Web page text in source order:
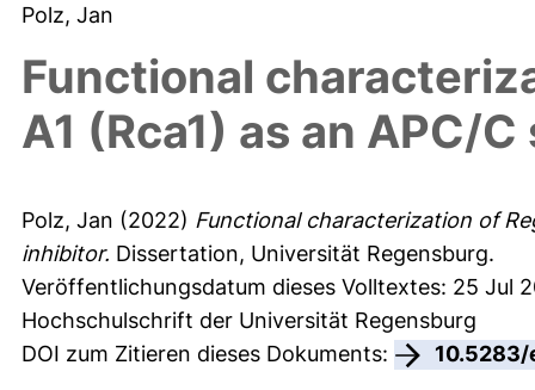
Polz, Jan
Functional
A1 (Rca1) as an APC/
Polz, Jan (2022) Functional characterization of
inhibitor. Dissertation, Universität Regensburg.
Veröffentlichungsdatum dieses Volltextes: 25 Jul
Hochschulschrift der Universität Regensburg
DOI zum Zitieren dieses Dokuments: